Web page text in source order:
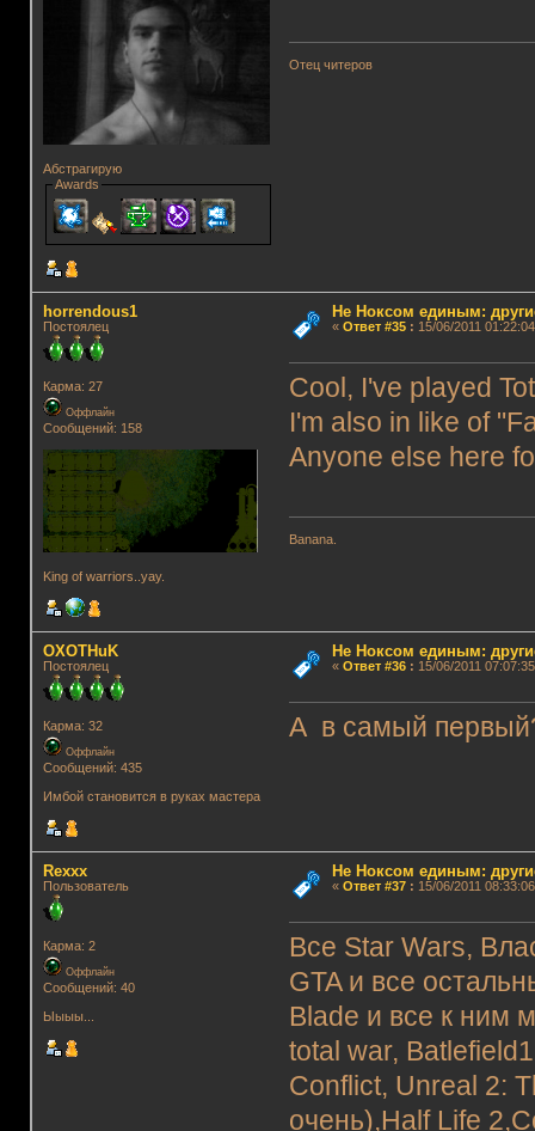
Абстрагирую
Awards
Отец читеров
horrendous1
Постоялец
Карма: 27
Оффлайн
Сообщений: 158
King of warriors..yay.
Не Ноксом единым:
« Ответ #35: 15/06/2011
Cool, I've played
I'm also in like of
Anyone else here
Banana.
OXOTHuK
Постоялец
Карма: 32
Оффлайн
Сообщений: 435
Имбой становится в руках мастера
Не Ноксом единым:
« Ответ #36: 15/06/2011
А в самый
Rexxx
Пользователь
Карма: 2
Оффлайн
Сообщений: 40
Ыыыы...
Не Ноксом единым:
« Ответ #37: 15/06/2011
Все Star Wars,
GTA и все
Blade и все к ним
total war,
Conflict, Unreal 2:
очень),Half Life